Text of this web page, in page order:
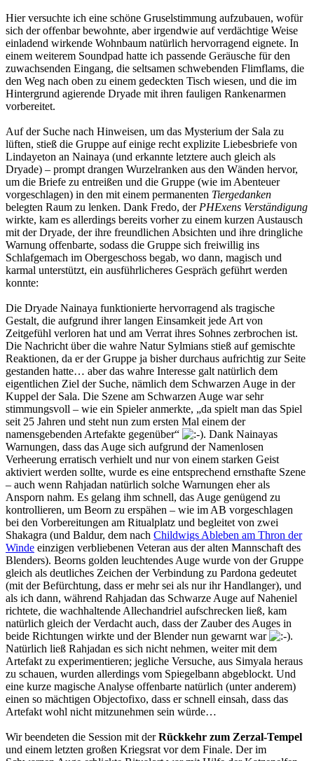
Hier versuchte ich eine schöne Gruselstimmung aufzubauen, wofür
sich der offenbar bewohnte, aber irgendwie auf verdächtige Weise
einladend wirkende Wohnbaum natürlich hervorragend eignete. In
einem weiterem Soundpad hatte ich passende Geräusche für den
zuwachsenden Eingang, die seltsamen schwebenden Flimflams, die
den Weg nach oben zu einem gedeckten Tisch wiesen, und die im
Hintergrund agierende Dryade mit ihren fauligen Rankenarmen
vorbereitet.
Auf der Suche nach Hinweisen, um das Mysterium der Sala zu
lüften, stieß die Gruppe auf einige recht explizite Liebesbriefe von
Lindayeton an Nainaya (und erkannte letztere auch gleich als
Dryade) – prompt drangen Wurzelranken aus den Wänden hervor,
um die Briefe zu entreißen und die Gruppe (wie im Abenteuer
vorgeschlagen) in den mit einem permanenten Tiergedanken
belegten Raum zu lenken. Dank Fredo, der PHExens Verständigung
wirkte, kam es allerdings bereits vorher zu einem kurzen Austausch
mit der Dryade, der ihre freundlichen Absichten und ihre dringliche
Warnung offenbarte, sodass die Gruppe sich freiwillig ins
Schlafgemach im Obergeschoss begab, wo dann, magisch und
karmal unterstützt, ein ausführlicheres Gespräch geführt werden
konnte:
Die Dryade Nainaya funktionierte hervorragend als tragische
Gestalt, die aufgrund ihrer langen Einsamkeit jede Art von
Zeitgefühl verloren hat und am Verrat ihres Sohnes zerbrochen ist.
Die Nachricht über die wahre Natur Sylmians stieß auf gemischte
Reaktionen, da er der Gruppe ja bisher durchaus aufrichtig zur Seite
gestanden hatte… aber das wahre Interesse galt natürlich dem
eigentlichen Ziel der Suche, nämlich dem Schwarzen Auge in der
Kuppel der Sala. Die Szene am Schwarzen Auge war sehr
stimmungsvoll – wie ein Spieler anmerkte, „da spielt man das Spiel
seit 25 Jahren und steht nun zum ersten Mal einem der
namensgebenden Artefakte gegenüber“
. Dank Nainayas
Warnungen, dass das Auge sich aufgrund der Namenlosen
Verheerung erratisch verhielt und nur von einem starken Geist
aktiviert werden sollte, wurde es eine entsprechend ernsthafte Szene
– auch wenn Rahjadan natürlich solche Warnungen eher als
Ansporn nahm. Es gelang ihm schnell, das Auge genügend zu
kontrollieren, um Beorn zu erspähen – wie im AB vorgeschlagen
bei den Vorbereitungen am Ritualplatz und begleitet von zwei
Shakagra (und Baldur, dem nach Childwigs Ableben am Thron der
Winde einzigen verbliebenen Veteran aus der alten Mannschaft des
Blenders). Beorns golden leuchtendes Auge wurde von der Gruppe
gleich als deutliches Zeichen der Verbindung zu Pardona gedeutet
(mit der Befürchtung, dass er mehr sei als nur ihr Handlanger), und
als ich dann, während Rahjadan das Schwarze Auge auf Naheniel
richtete, die wachhaltende Allechandriel aufschrecken ließ, kam
natürlich gleich der Verdacht auch, dass der Zauber des Auges in
beide Richtungen wirkte und der Blender nun gewarnt war
.
Natürlich ließ Rahjadan es sich nicht nehmen, weiter mit dem
Artefakt zu experimentieren; jegliche Versuche, aus Simyala heraus
zu schauen, wurden allerdings vom Spiegelbann abgeblockt. Und
eine kurze magische Analyse offenbarte natürlich (unter anderem)
einen so mächtigen Objectofixo, dass er schnell einsah, dass das
Artefakt wohl nicht mitzunehmen sein würde…
Wir beendeten die Session mit derRückkehr zum Zerzal-Tempel
und einem letzten großen Kriegsrat vor dem Finale. Der im